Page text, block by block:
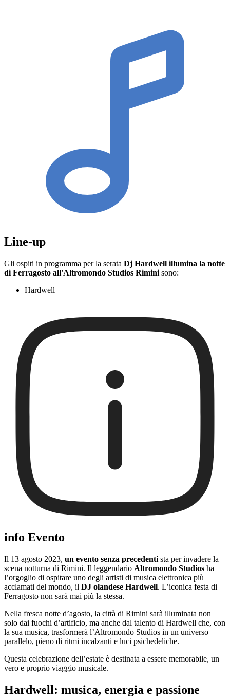
Line-up
Gli ospiti in programma per la serata Dj Hardwell illumina la notte
di Ferragosto all'Altromondo Studios Rimini sono:
Hardwell
info Evento
Il 13 agosto 2023, un evento senza precedenti sta per invadere la
scena notturna di Rimini. Il leggendario Altromondo Studios ha
l’orgoglio di ospitare uno degli artisti di musica elettronica più
acclamati del mondo, il DJ olandese Hardwell. L’iconica festa di
Ferragosto non sarà mai più la stessa.
Nella fresca notte d’agosto, la città di Rimini sarà illuminata non
solo dai fuochi d’artificio, ma anche dal talento di Hardwell che, con
la sua musica, trasformerà l’Altromondo Studios in un universo
parallelo, pieno di ritmi incalzanti e luci psichedeliche.
Questa celebrazione dell’estate è destinata a essere memorabile, un
vero e proprio viaggio musicale.
Hardwell: musica, energia e passione